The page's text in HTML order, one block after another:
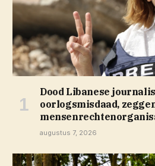
Dood Libanese
oorlogsmisdaad,
augustus 7, 2026